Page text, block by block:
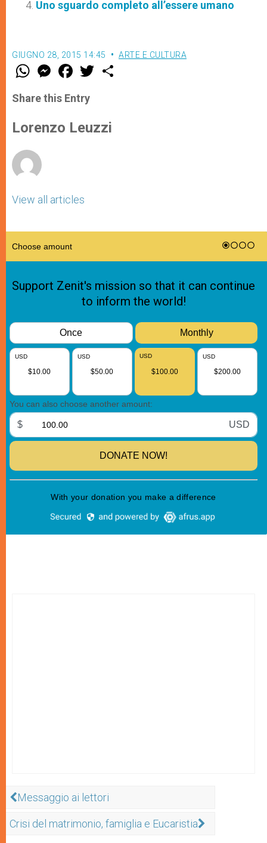
Uno sguardo completo all’essere umano
GIUGNO 28, 2015 14:45 ARTE E CULTURA
W
t
s
p
p
M
e
s
e
g
e
F
a
e
b
o
k
w
r
Share this Entry
Lorenzo Leuzzi
View all articles
Messaggio ai lettori
Crisi del matrimonio, famiglia e Eucaristia